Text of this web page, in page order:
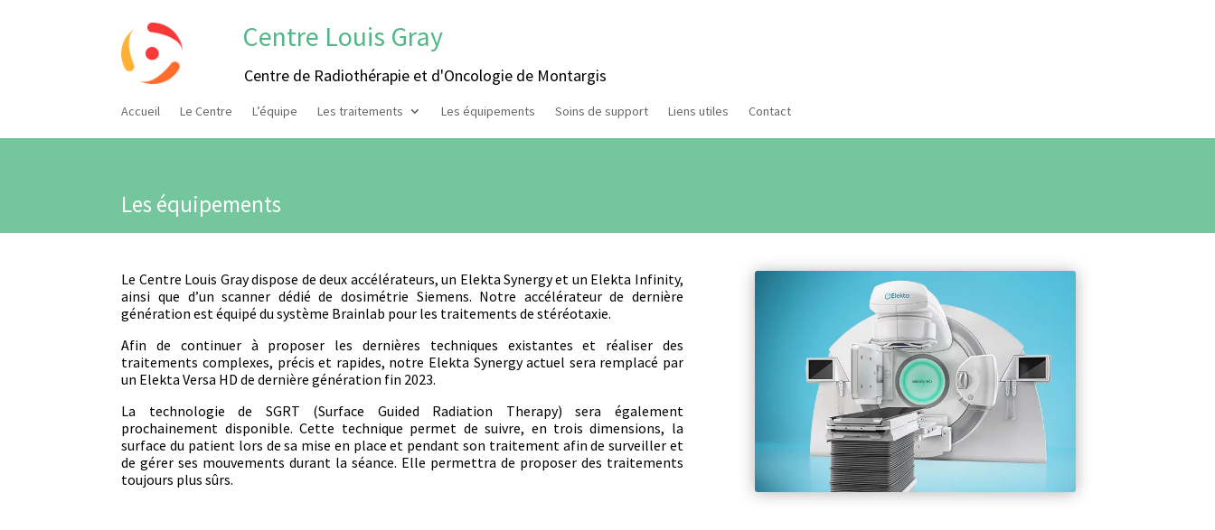
Centre Louis Gray
Centre de Radiothérapie et d'Oncologie de Montargis
Accueil Le Centre L’équipe Les traitements Les équipements Soins de support Liens utiles Contact
Les équipements
Le Centre Louis Gray dispose de deux accélérateurs, un Elekta Synergy et un Elekta Infinity,
ainsi que d’un scanner dédié de dosimétrie Siemens. Notre accélérateur de dernière
génération est équipé du système Brainlab pour les traitements de stéréotaxie.
Afin de continuer à proposer les dernières techniques existantes et réaliser des
traitements complexes, précis et rapides, notre Elekta Synergy actuel sera remplacé par
un Elekta Versa HD de dernière génération fin 2023.
La technologie de SGRT (Surface Guided Radiation Therapy) sera également
prochainement disponible. Cette technique permet de suivre, en trois dimensions, la
surface du patient lors de sa mise en place et pendant son traitement afin de surveiller et
de gérer ses mouvements durant la séance. Elle permettra de proposer des traitements
toujours plus sûrs.